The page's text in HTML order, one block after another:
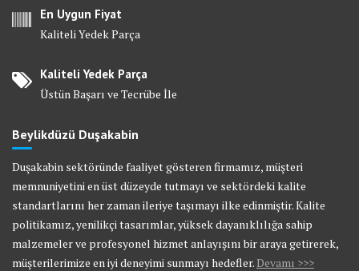
En Uygun Fiyat
Kaliteli Yedek Parça
Kaliteli Yedek Parça
Üstün Başarı ve Tecrübe İle
Beylikdüzü Duşakabin
Duşakabin sektöründe faaliyet gösteren firmamız, müşteri
memnuniyetini en üst düzeyde tutmayı ve sektördeki kalite
standartlarını her zaman ileriye taşımayı ilke edinmiştir. Kalite
politikamız, yenilikçi tasarımlar, yüksek dayanıklılığa sahip
malzemeler ve profesyonel hizmet anlayışını bir araya getirerek,
müşterilerimize en iyi deneyimi sunmayı hedefler. Devamı >>>